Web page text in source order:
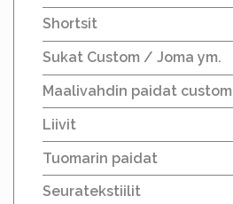
Shortsit
Sukat Custom / Joma ym.
Maalivahdin paidat custom
Liivit
Tuomarin paidat
Seuratekstiilit